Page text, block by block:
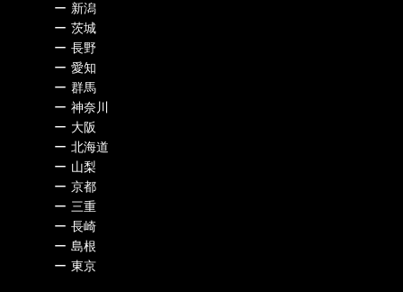
ー 新潟
ー 茨城
ー 長野
ー 愛知
ー 群馬
ー 神奈川
ー 大阪
ー 北海道
ー 山梨
ー 京都
ー 三重
ー 長崎
ー 島根
ー 東京